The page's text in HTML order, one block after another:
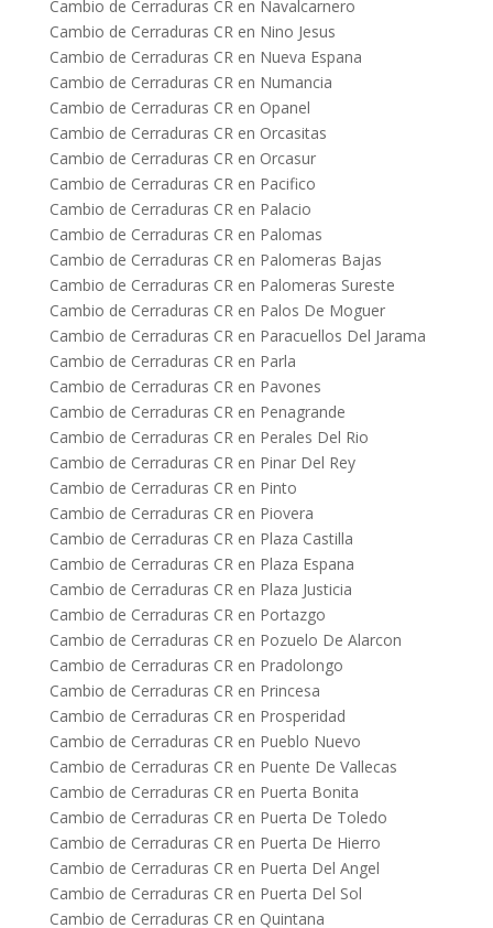
Cambio de Cerraduras CR en Navalcarnero
Cambio de Cerraduras CR en Nino Jesus
Cambio de Cerraduras CR en Nueva Espana
Cambio de Cerraduras CR en Numancia
Cambio de Cerraduras CR en Opanel
Cambio de Cerraduras CR en Orcasitas
Cambio de Cerraduras CR en Orcasur
Cambio de Cerraduras CR en Pacifico
Cambio de Cerraduras CR en Palacio
Cambio de Cerraduras CR en Palomas
Cambio de Cerraduras CR en Palomeras Bajas
Cambio de Cerraduras CR en Palomeras Sureste
Cambio de Cerraduras CR en Palos De Moguer
Cambio de Cerraduras CR en Paracuellos Del Jarama
Cambio de Cerraduras CR en Parla
Cambio de Cerraduras CR en Pavones
Cambio de Cerraduras CR en Penagrande
Cambio de Cerraduras CR en Perales Del Rio
Cambio de Cerraduras CR en Pinar Del Rey
Cambio de Cerraduras CR en Pinto
Cambio de Cerraduras CR en Piovera
Cambio de Cerraduras CR en Plaza Castilla
Cambio de Cerraduras CR en Plaza Espana
Cambio de Cerraduras CR en Plaza Justicia
Cambio de Cerraduras CR en Portazgo
Cambio de Cerraduras CR en Pozuelo De Alarcon
Cambio de Cerraduras CR en Pradolongo
Cambio de Cerraduras CR en Princesa
Cambio de Cerraduras CR en Prosperidad
Cambio de Cerraduras CR en Pueblo Nuevo
Cambio de Cerraduras CR en Puente De Vallecas
Cambio de Cerraduras CR en Puerta Bonita
Cambio de Cerraduras CR en Puerta De Toledo
Cambio de Cerraduras CR en Puerta De Hierro
Cambio de Cerraduras CR en Puerta Del Angel
Cambio de Cerraduras CR en Puerta Del Sol
Cambio de Cerraduras CR en Quintana